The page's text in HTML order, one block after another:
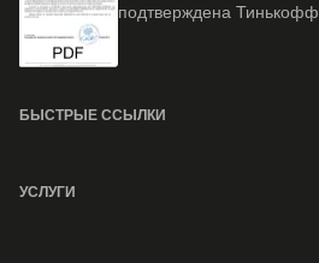
подтверждена Тинькофф
БЫСТРЫЕ ССЫЛКИ
УСЛУГИ